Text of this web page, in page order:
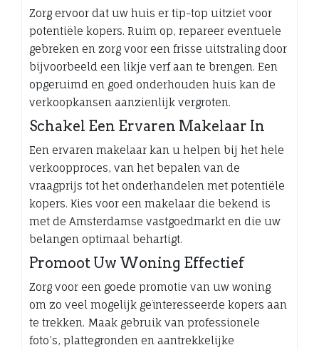
Zorg ervoor dat uw huis er tip-top uitziet voor
potentiële kopers. Ruim op, repareer eventuele
gebreken en zorg voor een frisse uitstraling door
bijvoorbeeld een likje verf aan te brengen. Een
opgeruimd en goed onderhouden huis kan de
verkoopkansen aanzienlijk vergroten.
Schakel Een Ervaren Makelaar In
Een ervaren makelaar kan u helpen bij het hele
verkoopproces, van het bepalen van de
vraagprijs tot het onderhandelen met potentiële
kopers. Kies voor een makelaar die bekend is
met de Amsterdamse vastgoedmarkt en die uw
belangen optimaal behartigt.
Promoot Uw Woning Effectief
Zorg voor een goede promotie van uw woning
om zo veel mogelijk geïnteresseerde kopers aan
te trekken. Maak gebruik van professionele
foto’s, plattegronden en aantrekkelijke